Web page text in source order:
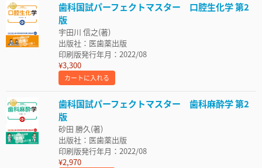
歯科国試パーフェクトマスター 口腔生化学 第2
版
宇田川 信之(著)
出版社：医歯薬出版
印刷版発行年月：2022/08
¥3,300
カートに入れる
歯科国試パーフェクトマスター 歯科麻酔学 第2
版
砂田 勝久(著)
出版社：医歯薬出版
印刷版発行年月：2022/08
¥2,970